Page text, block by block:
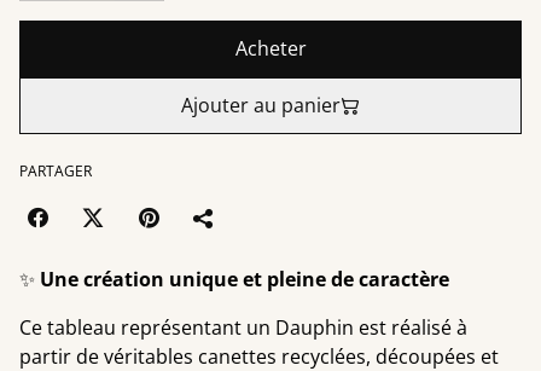
Acheter
Ajouter au panier
PARTAGER
✨ Une création unique et pleine de caractère
Ce tableau représentant un Dauphin est réalisé à
partir de véritables canettes recyclées, découpées et